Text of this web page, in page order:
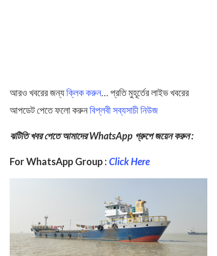
আরও খবরের জন্যক্লিক করুন… প্রতি মুহূর্তের লাইভ খবরের
আপডেট পেতে ফলো করুনবিপ্লবী সব্যসাচী নিউজ
ঝটিতি খবর পেতে আমাদের WhatsApp গ্রুপে জয়েন করুন :
For WhatsApp Group : Click Here